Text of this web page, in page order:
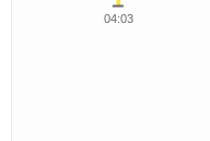
04:03